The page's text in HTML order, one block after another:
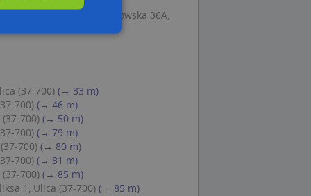
Usługowe Bingo, ul. Lwowska 36A,
(37-700) (→ 33 m)
700) (→ 46 m)
700) (→ 50 m)
700) (→ 79 m)
700) (→ 80 m)
700) (→ 81 m)
700) (→ 85 m)
1, Ulica (37-700) (→ 85 m)
użytkownika i
Script.com
zgody
aby baner